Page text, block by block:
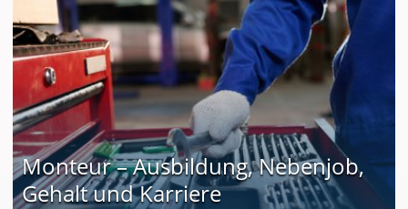
Monteur – Ausbildung, Nebenjob,
Gehalt und Karriere